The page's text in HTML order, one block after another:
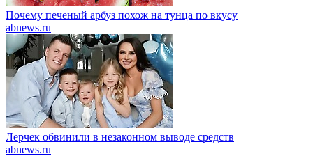
Почему печеный арбуз похож на тунца по вкусу
abnews.ru
Лерчек обвинили в незаконном выводе средств
abnews.ru